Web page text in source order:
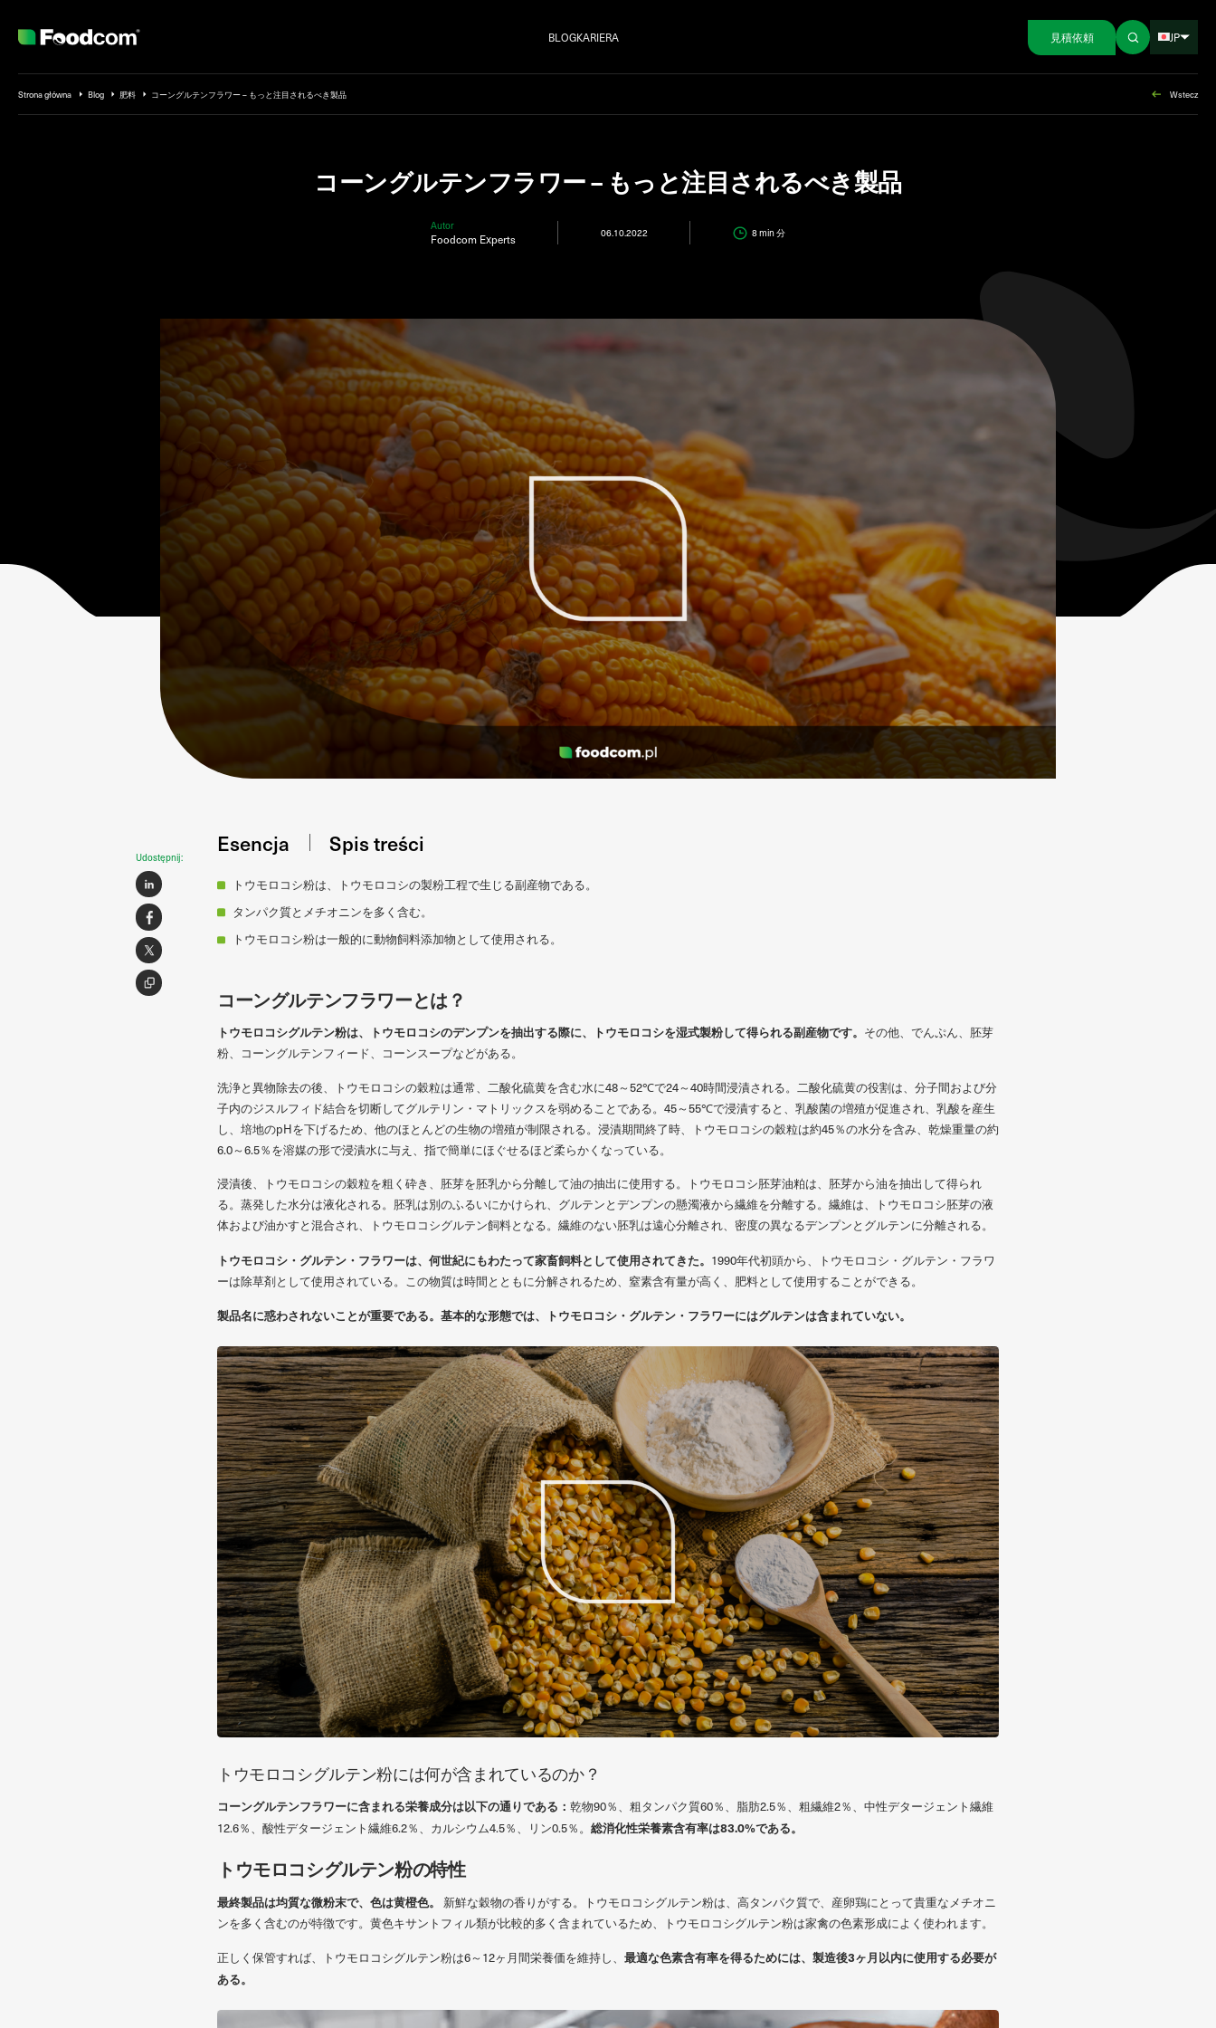
BLOGKARIERA 見積依頼 JP
Strona główna Blog 肥料 コーングルテンフラワー – もっと注目されるべき製品 Wstecz
コーングルテンフラワー – もっと注目されるべき製品
Autor
Foodcom Experts 06.10.2022 8 min分
Udostępnij:
Esencja Spis treści
トウモロコシ粉は、トウモロコシの製粉工程で生じる副産物である。
タンパク質とメチオニンを多く含む。
トウモロコシ粉は一般的に動物飼料添加物として使用される。
コーングルテンフラワーとは？
トウモロコシグルテン粉は、トウモロコシのデンプンを抽出する際に、トウモロコシを湿式製粉して得られる副産物です。 その他、でんぷん、胚芽
粉、コーングルテンフィード、コーンスープなどがある。
洗浄と異物除去の後、トウモロコシの穀粒は通常、二酸化硫黄を含む水に48～52℃で24～40時間浸漬される。二酸化硫黄の役割は、分子間および分
子内のジスルフィド結合を切断してグルテリン・マトリックスを弱めることである。45～55℃で浸漬すると、乳酸菌の増殖が促進され、乳酸を産生
し、培地のpHを下げるため、他のほとんどの生物の増殖が制限される。浸漬期間終了時、トウモロコシの穀粒は約45％の水分を含み、乾燥重量の約
6.0～6.5％を溶媒の形で浸漬水に与え、指で簡単にほぐせるほど柔らかくなっている。
浸漬後、トウモロコシの穀粒を粗く砕き、胚芽を胚乳から分離して油の抽出に使用する。トウモロコシ胚芽油粕は、胚芽から油を抽出して得られ
る。蒸発した水分は液化される。胚乳は別のふるいにかけられ、グルテンとデンプンの懸濁液から繊維を分離する。繊維は、トウモロコシ胚芽の液
体および油かすと混合され、トウモロコシグルテン飼料となる。繊維のない胚乳は遠心分離され、密度の異なるデンプンとグルテンに分離される。
トウモロコシ・グルテン・フラワーは、何世紀にもわたって家畜飼料として使用されてきた。 1990年代初頭から、トウモロコシ・グルテン・フラワ
ーは除草剤として使用されている。この物質は時間とともに分解されるため、窒素含有量が高く、肥料として使用することができる。
製品名に惑わされないことが重要である。基本的な形態では、トウモロコシ・グルテン・フラワーにはグルテンは含まれていない。
トウモロコシグルテン粉には何が含まれているのか？
コーングルテンフラワーに含まれる栄養成分は以下の通りである： 乾物90％、粗タンパク質60％、脂肪2.5％、粗繊維2％、中性デタージェント繊維
12.6％、酸性デタージェント繊維6.2％、カルシウム4.5％、リン0.5％。 総消化性栄養素含有率は83.0%である。
トウモロコシグルテン粉の特性
最終製品は均質な微粉末で、色は黄橙色。 新鮮な穀物の香りがする。トウモロコシグルテン粉は、高タンパク質で、産卵鶏にとって貴重なメチオニ
ンを多く含むのが特徴です。黄色キサントフィル類が比較的多く含まれているため、トウモロコシグルテン粉は家禽の色素形成によく使われます。
正しく保管すれば、トウモロコシグルテン粉は6～12ヶ月間栄養価を維持し、 最適な色素含有率を得るためには、製造後3ヶ月以内に使用する必要が
ある。